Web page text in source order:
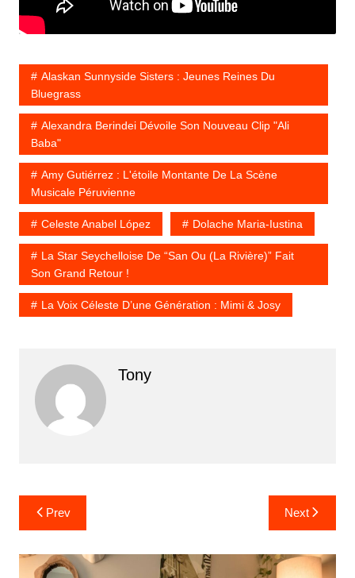
Alaskan Sunnyside Sisters : Jeunes Reines Du
Bluegrass
Alexandra Berindei Dévoile Son Nouveau Clip "Ali
Baba"
Amy Gutiérrez : L'étoile Montante De La Scène
Musicale Péruvienne
Celeste Anabel López Dolache Maria-Iustina
La Star Seychelloise De “San Ou (La Rivière)” Fait
Son Grand Retour !
La Voix Céleste D’une Génération : Mimi & Josy
Tony
Prev Next